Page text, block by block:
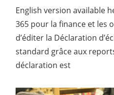
English version available
365 pour la finance et les
d’éditer la Déclaration
standard grâce aux
déclaration est